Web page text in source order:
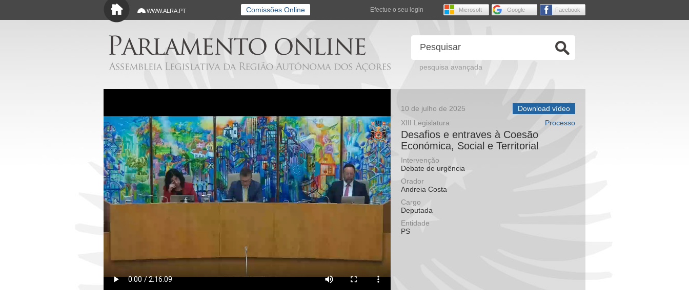
Saltar para o conteúdo principal
WWW.ALRA.PT Comissões Online Efectue o seu login Facebook
Google
Microsoft
pesquisa avançada
10 de julho de 2025
Download vídeo
Processo
XIII Legislatura
Desafios e entraves à Coesão
Económica, Social e Territorial
Intervenção
Debate de urgência
Orador
Andreia Costa
Cargo
Deputada
Entidade
PS